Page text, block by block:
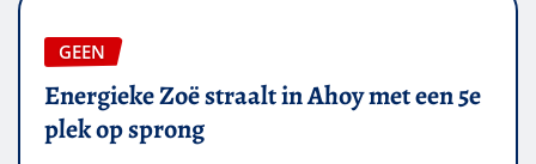
GEEN
Energieke Zoë straalt in Ahoy met een 5e
plek op sprong